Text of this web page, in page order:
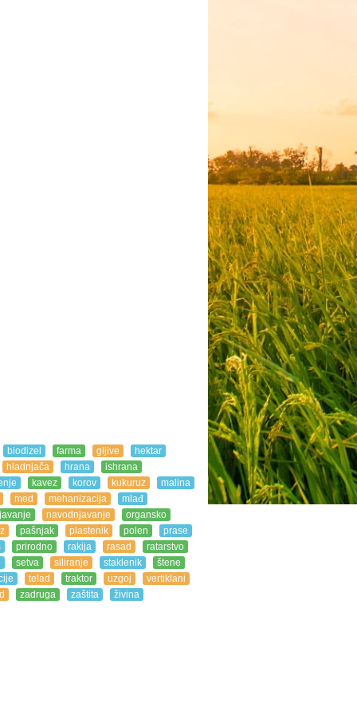
biodizel farma gljive
hektar
hladnjača
hrana
ishrana
kavez korov kukuruz
malina
med
mehanizacija
mlađ
navodnjavanje
organsko
pašnjak plastenik polen
prase
prirodno rakija rasad
ratarstvo
setva siliranje staklenik
štene
telad traktor uzgoj
vertiklani
zadruga zaštita živina